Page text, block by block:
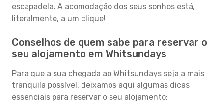
escapadela. A acomodação dos seus sonhos está,
literalmente, a um clique!
Conselhos de quem sabe para reservar o
seu alojamento em Whitsundays
Para que a sua chegada ao Whitsundays seja a mais
tranquila possível, deixamos aqui algumas dicas
essenciais para reservar o seu alojamento: